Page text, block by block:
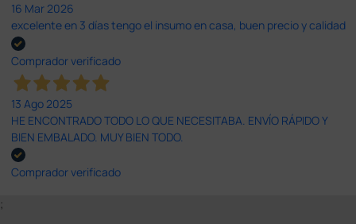
16 Mar 2026
excelente en 3 días tengo el insumo en casa, buen precio y calidad
Comprador verificado
13 Ago 2025
HE ENCONTRADO TODO LO QUE NECESITABA. ENVÍO RÁPIDO Y
BIEN EMBALADO. MUY BIEN TODO.
Comprador verificado
;